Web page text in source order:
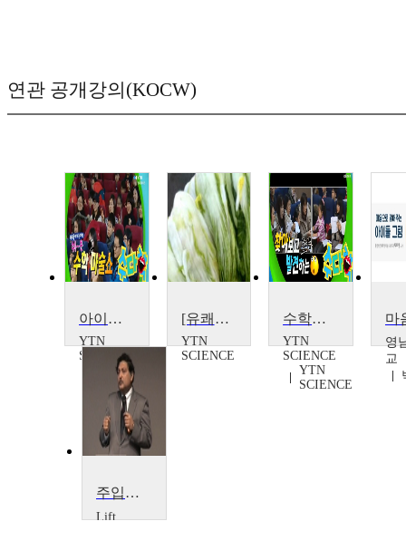
연관 공개강의(KOCW)
아이들이 빠져드는 수학 마술
YTN
SCIENCE
YTN
SCIENCE
[유쾌한 과학] 아이들의 김장체험기!
YTN
SCIENCE
수학을 잘하는 아이들의 특징
YTN
SCIENCE
YTN
SCIENCE
영
교
주입식교육에서벗어나: 사회, 아이들, 기술 그리고 스스로 학습법
Lift